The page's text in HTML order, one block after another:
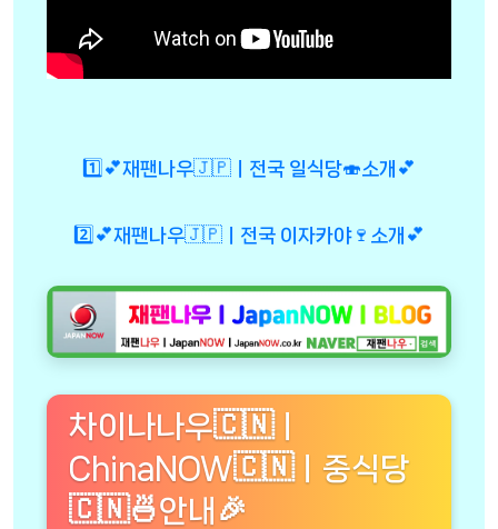
1️⃣💕재팬나우🇯🇵ㅣ전국 일식당🍣소개💕
2️⃣💕재팬나우🇯🇵ㅣ전국 이자카야🍷소개💕
차이나나우🇨🇳ㅣ
ChinaNOW🇨🇳ㅣ중식당
🇨🇳🍜안내🎉